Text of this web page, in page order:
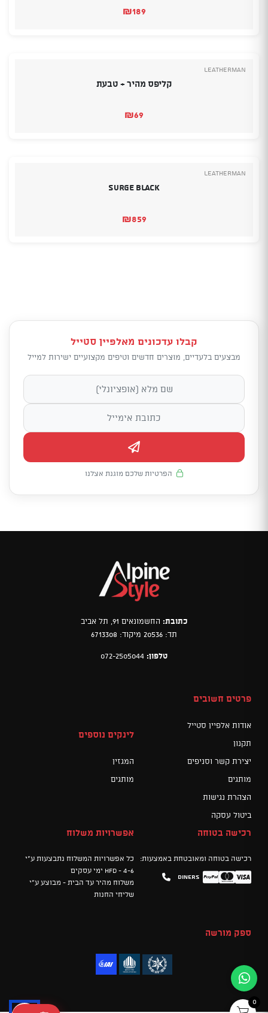
₪189
Leatherman
קליפס מהיר + טבעת
₪69
Leatherman
Surge Black
₪859
קבלו עדכונים מאלפיין סטייל
מבצעים בלעדיים, מוצרים חדשים וטיפים מקצועיים ישירות למייל
הפרטיות שלכם מוגנת אצלנו
כתובת: החשמונאים 91, תל אביב
תד: 20536 מיקוד: 6713308
טלפון: 072-2505044
פרטים חשובים
אודות אלפיין סטייל
תקנון
יצירת קשר וסניפים
מותגים
הצהרת נגישות
ביטול עסקה
לינקים נוספים
המגזין
מותגים
רכישה בטוחה
רכישה בטוחה ומאובטחת באמצעות:
Visa
Mastercard
PayPal
Diners
אפשרויות משלוח
כל אפשרויות המשלוח נתבצעות ע"י
HFD - 4-6 ימי עסקים
משלוח מהיר עד הבית - מבוצע ע"י
שליחי החנות
ספק מורשה
0